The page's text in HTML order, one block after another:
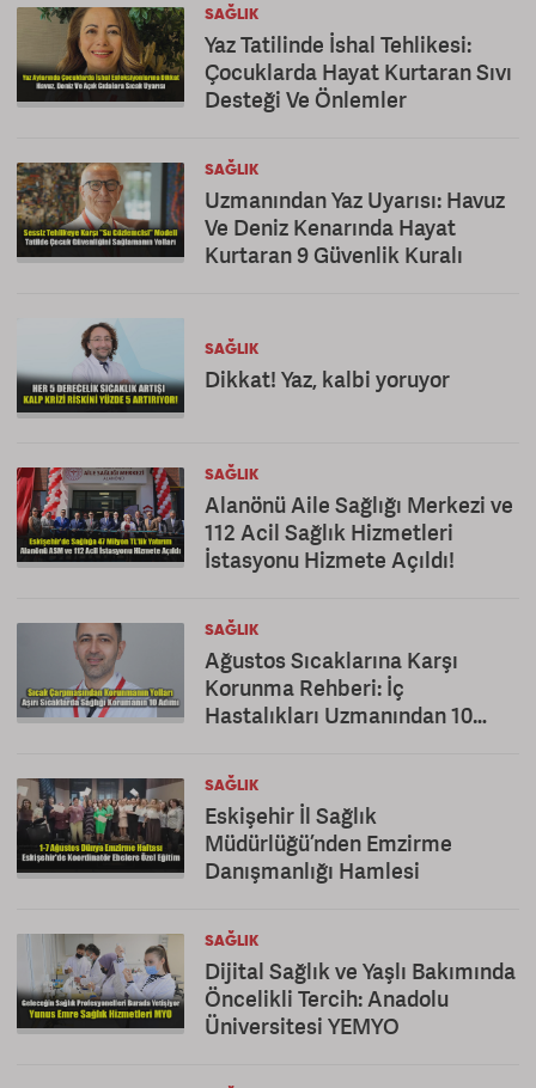
SAĞLIK
Yaz Tatilinde İshal Tehlikesi:
Çocuklarda Hayat Kurtaran Sıvı
Desteği Ve Önlemler
SAĞLIK
Uzmanından Yaz Uyarısı: Havuz
Ve Deniz Kenarında Hayat
Kurtaran 9 Güvenlik Kuralı
SAĞLIK
Dikkat! Yaz, kalbi yoruyor
SAĞLIK
Alanönü Aile Sağlığı Merkezi ve
112 Acil Sağlık Hizmetleri
İstasyonu Hizmete Açıldı!
SAĞLIK
Ağustos Sıcaklarına Karşı
Korunma Rehberi: İç
Hastalıkları Uzmanından 10
SAĞLIK
Eskişehir İl Sağlık
Müdürlüğü’nden Emzirme
Danışmanlığı Hamlesi
SAĞLIK
Dijital Sağlık ve Yaşlı Bakımında
Öncelikli Tercih: Anadolu
Üniversitesi YEMYO